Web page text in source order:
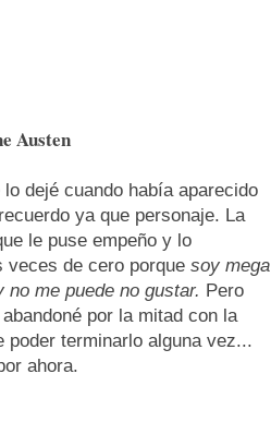
Austen
lo dejé cuando había aparecido
ya que personaje. La
le puse empeño y lo
veces de cero porque soy mega
no me puede no gustar. Pero
por la mitad con la
poder terminarlo alguna vez...
ahora.